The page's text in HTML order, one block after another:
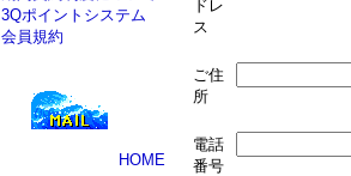
3Qポイントシステム
会員規約
HOME
ドレ
ス
ご住
所
電話
番号